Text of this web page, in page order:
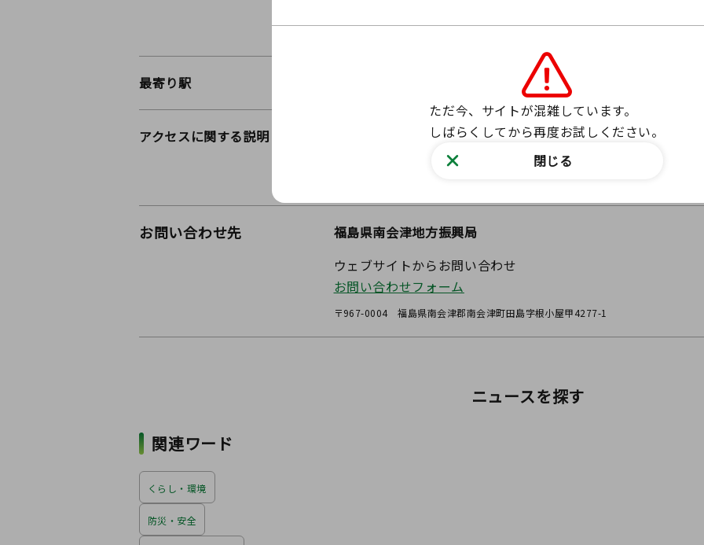
最寄り駅
アクセスに関する説明
✅会津田島駅から車で８分（４．７ｋｍ）
✅遠方からの受講、高校生の受講については、会津田島駅と
お問い合わせ先
福島県南会津地方振興局
ウェブサイトからお問い合わせ
お問い合わせフォーム
〒967-0004 福島県南会津郡南会津町田島字根小屋甲4277-1
ニュースを探す
関連ワード
くらし・環境
防災・安全
ただ今、サイトが混雑しています。
しばらくしてから再度お試しください。
閉じる